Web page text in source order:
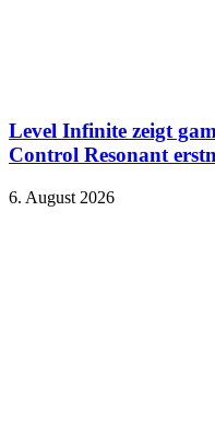
Level Infinite zeigt
Control Resonant
6. August 2026